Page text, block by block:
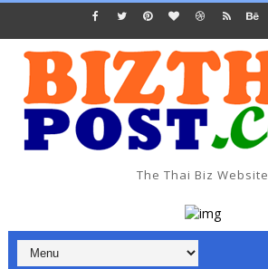
The Thai Biz Website